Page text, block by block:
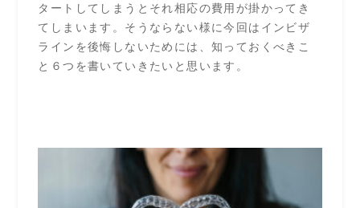
タートしてしまうとそれ相応の費用が掛かってき
てしまいます。そうならない様に今回はインビザ
ラインを後悔しないためには、知っておくべきこ
と６つを書いていきたいと思います。